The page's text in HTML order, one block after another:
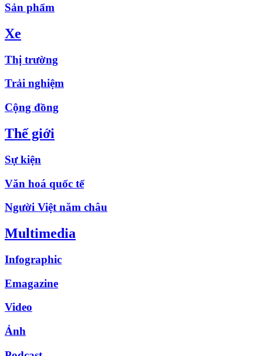
Sản phẩm
Xe
Thị trường
Trải nghiệm
Cộng đồng
Thế giới
Sự kiện
Văn hoá quốc tế
Người Việt năm châu
Multimedia
Infographic
Emagazine
Video
Ảnh